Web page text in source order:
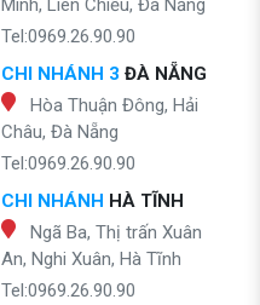
Minh, Liên Chiểu, Đà Nẵng
Tel:0969.26.90.90
CHI NHÁNH 3 ĐÀ NẴNG
Hòa Thuận Đông, Hải
Châu, Đà Nẵng
Tel:0969.26.90.90
CHI NHÁNH HÀ TĨNH
Ngã Ba, Thị trấn Xuân
An, Nghi Xuân, Hà Tĩnh
Tel:0969.26.90.90